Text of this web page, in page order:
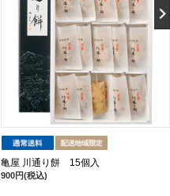
亀屋 川通り餅 15個入
900円(税込)